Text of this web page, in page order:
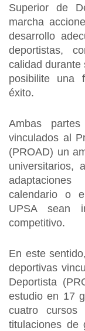
Superior de
marcha
desarrollo
deportistas,
calidad durante
posibilite una
éxito.
Ambas
vinculados al
(PROAD) un
universitarios,
calendario o
UPSA sean
competitivo.
En este
deportivas
Deportista
estudio en 17
cuatro
titulaciones